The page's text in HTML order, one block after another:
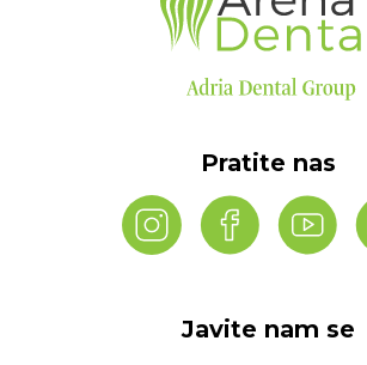
Javite nam se
Pratite nas